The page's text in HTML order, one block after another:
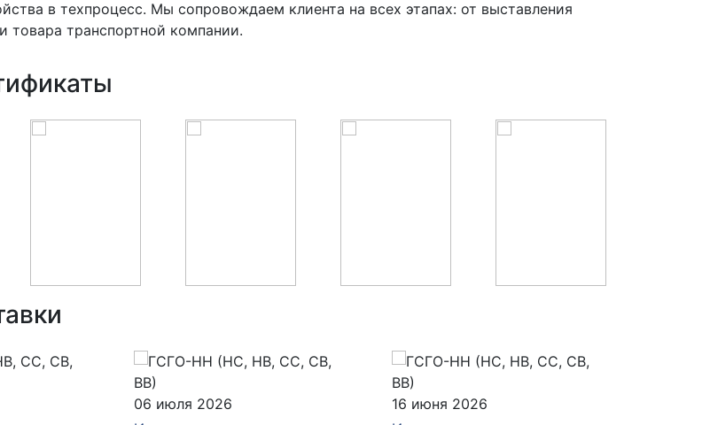
в техпроцесс. Мы сопровождаем клиента на всех этапах: от выставления
товара транспортной компании.
16 июня 2026
04 июня 2026